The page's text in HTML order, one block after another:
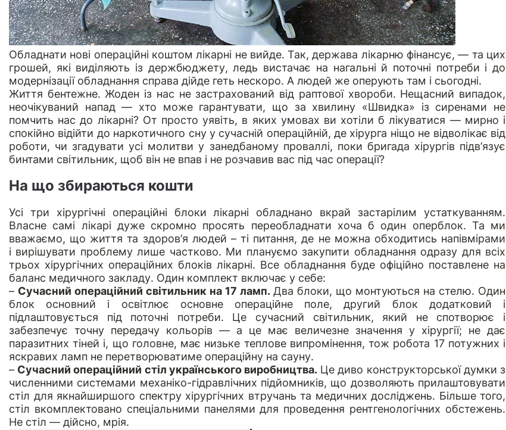
Обладнати нові операційні коштом лікарні не вийде. Так, держава лікарню фінансує, — та цих
грошей, які виділяють із держбюджету, ледь вистачає на нагальні й поточні потреби і до
модернізації обладнання справа дійде геть нескоро. А людей же оперують там і сьогодні.
Життя бентежне. Жоден із нас не застрахований від раптової хвороби. Нещасний випадок,
неочікуваний напад — хто може гарантувати, що за хвилину «Швидка» із сиренами не
помчить нас до лікарні? От просто уявіть, в яких умовах ви хотіли б лікуватися — мирно і
спокійно відійти до наркотичного сну у сучасній операційній, де хірурга ніщо не відволікає від
роботи, чи згадувати усі молитви у занедбаному проваллі, поки бригада хірургів підв’язує
бинтами світильник, щоб він не впав і не розчавив вас під час операції?
На що збираються кошти
Усі три хірургічні операційні блоки лікарні обладнано вкрай застарілим устаткуванням.
Власне самі лікарі дуже скромно просять переобладнати хоча б один оперблок. Та ми
вважаємо, що життя та здоров’я людей – ті питання, де не можна обходитись напівмірами
і вирішувати проблему лише частково. Ми плануємо закупити обладнання одразу для всіх
трьох хірургічних операційних блоків лікарні. Все обладнання буде офіційно поставлене на
баланс медичного закладу. Один комплект включає у себе:
– Сучасний операційний світильник на 17 ламп.Два блоки, що монтуються на стелю. Один
блок основний і освітлює основне операційне поле, другий блок додатковий і
підлаштовується під поточні потреби. Це сучасний світильник, який не спотворює і
забезпечує точну передачу кольорів — а це має величезне значення у хірургії; не дає
паразитних тіней і, що головне, має низьке теплове випромінення, тож робота 17 потужних і
яскравих ламп не перетворюватиме операційну на сауну.
– Сучасний операційний стіл українського виробництва. Це диво конструкторської думки з
численними системами механіко-гідравлічних підйомників, що дозволяють прилаштовувати
стіл для якнайширшого спектру хірургічних втручань та медичних досліджень. Більше того,
стіл вкомплектовано спеціальними панелями для проведення рентгенологічних обстежень.
Не стіл — дійсно, мрія.